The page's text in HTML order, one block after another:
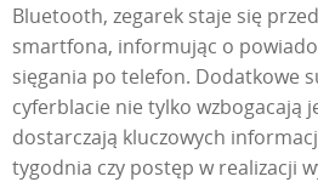
Bluetooth, zegarek staje się
smartfona, informując o
sięgania po telefon. Dodatkowe
cyferblacie nie tylko wzbogacają
dostarczają kluczowych
tygodnia czy postęp w realizacji